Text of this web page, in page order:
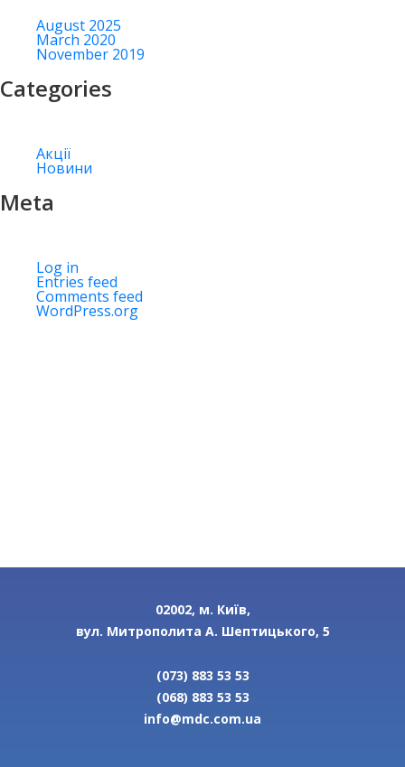
August 2025
March 2020
November 2019
Categories
Акції
Новини
Meta
Log in
Entries feed
Comments feed
WordPress.org
02002, м. Київ,
вул. Митрополита А. Шептицького, 5
(073) 883 53 53
(068) 883 53 53
info@mdc.com.ua